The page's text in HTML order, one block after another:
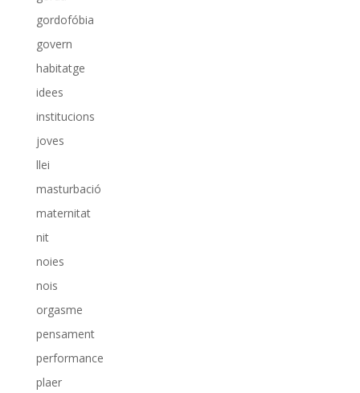
gordofóbia
govern
habitatge
idees
institucions
joves
llei
masturbació
maternitat
nit
noies
nois
orgasme
pensament
performance
plaer